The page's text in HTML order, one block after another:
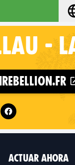
- Home
-
Larzac on
ACTUAR AHORA